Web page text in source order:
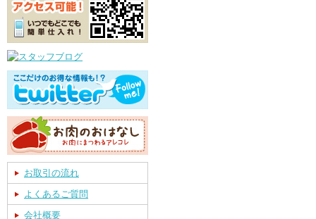
お取引の流れ
よくあるご質問
会社概要